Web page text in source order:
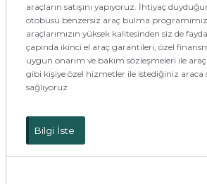
araçların satışını yapıyoruz. İhtiyaç
otobüsü benzersiz araç bulma
araçlarımızın yüksek kalitesinden siz de
çapında ikinci el araç garantileri, özel
uygun onarım ve bakım sözleşmeleri ile
gibi kişiye özel hizmetler ile istediğiniz araca
sağlıyoruz
Bilgi İste